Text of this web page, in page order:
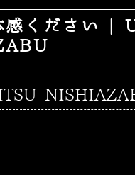
感ください |